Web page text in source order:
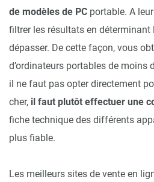
de modèles de PC portable. A
filtrer les résultats en déterminant
dépasser. De cette façon, vous
d’ordinateurs portables de moins
il ne faut pas opter directement
cher, il faut plutôt effectuer une
fiche technique des différents
plus fiable.
Les meilleurs sites de vente en